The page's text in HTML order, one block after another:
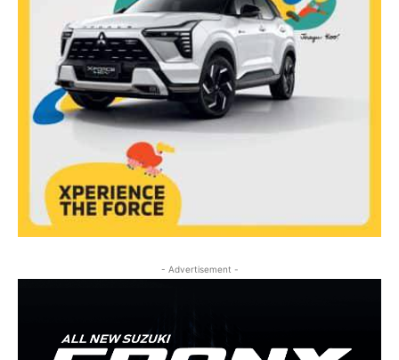
- Advertisement -